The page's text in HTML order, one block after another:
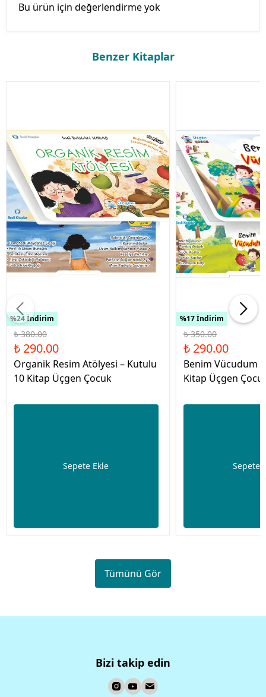
Bu ürün için değerlendirme yok
Benzer Kitaplar
%24 İndirim
₺ 380.00
₺ 290.00
Organik Resim Atölyesi – Kutulu
10 Kitap Üçgen Çocuk
Sepete Ekle
%17 İndirim
₺ 350.00
₺ 290.00
Benim Vücudum
Kitap Üçgen
Sepete
Tümünü Gör
Bizi takip edin